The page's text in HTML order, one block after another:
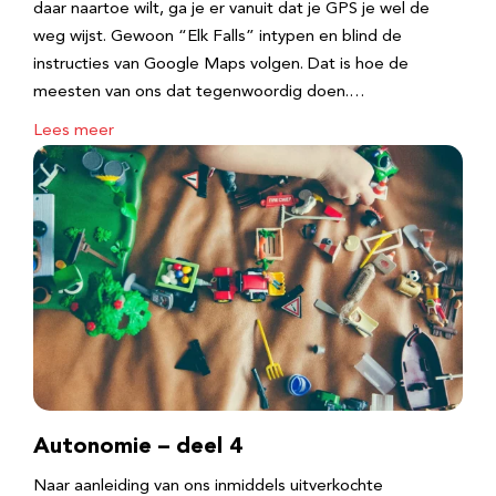
daar naartoe wilt, ga je er vanuit dat je GPS je wel de
weg wijst. Gewoon “Elk Falls” intypen en blind de
instructies van Google Maps volgen. Dat is hoe de
meesten van ons dat tegenwoordig doen.…
Lees meer
Autonomie – deel 4
Naar aanleiding van ons inmiddels uitverkochte